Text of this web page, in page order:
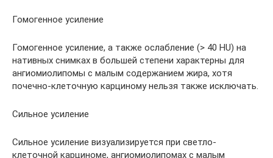
Гомогенное усиление
Гомогенное усиление, а также ослабление (> 40 HU) на
нативных снимках в большей степени характерны для
ангиомиолипомы с малым содержанием жира, хотя
почечно-клеточную карциному нельзя также исключать.
Сильное усиление
Сильное усиление визуализируется при светло-
клеточной карциноме, ангиомиолипомах с малым